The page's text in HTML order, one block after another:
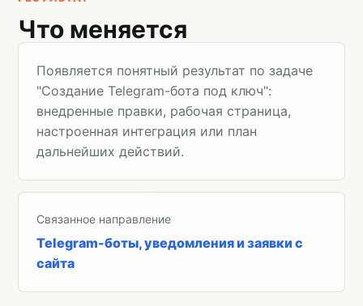
Что меняется
Появляется понятный результат по задаче
"Создание Telegram-бота под ключ":
внедренные правки, рабочая страница,
настроенная интеграция или план
дальнейших действий.
Связанное направление
Telegram-боты, уведомления и заявки с
сайта